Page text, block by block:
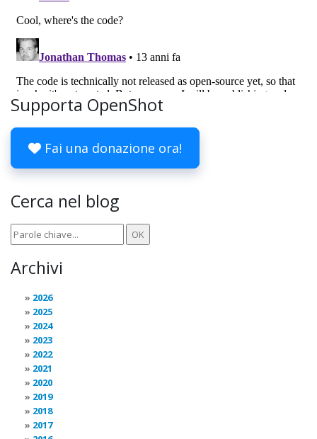
Supporta OpenShot
Fai una donazione ora!
Cerca nel blog
Archivi
2026
2025
2024
2023
2022
2021
2020
2019
2018
2017